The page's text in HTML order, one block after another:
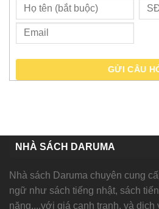
GỬI CÂU
NHÀ SÁCH DARUMA
Nhà sách Daruma chuyên cung
ngữ như sách tiếng nhật, sách
năng....với giá cạnh tranh, và dịch